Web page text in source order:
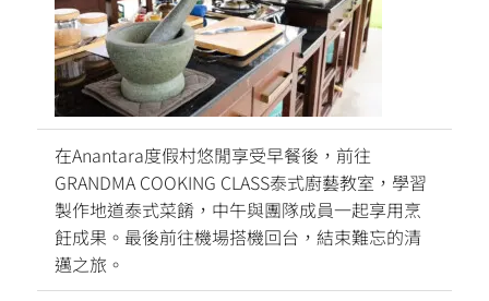
在Anantara度假村悠閒享受早餐後，前往
GRANDMA COOKING CLASS泰式廚藝教室，學習
製作地道泰式菜餚，中午與團隊成員一起享用烹
飪成果。最後前往機場搭機回台，結束難忘的清
邁之旅。